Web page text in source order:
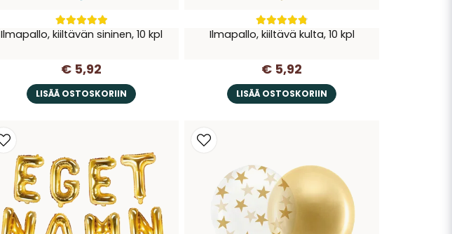
Ilmapallo, kiiltävän sininen, 10 kpl
€ 5,92
LISÄÄ OSTOSKORIIN
Ilmapallo, kiiltävä kulta, 10 kpl
€ 5,92
LISÄÄ OSTOSKORIIN